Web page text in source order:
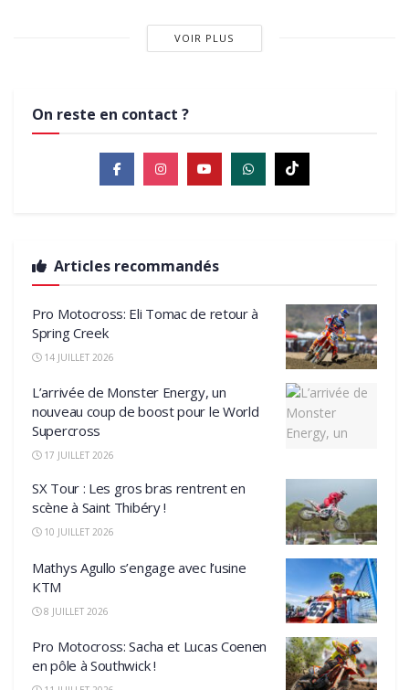
VOIR PLUS
On reste en contact ?
Articles recommandés
Pro Motocross: Eli Tomac de retour à
Spring Creek
14 JUILLET 2026
L’arrivée de Monster Energy, un
nouveau coup de boost pour le World
Supercross
17 JUILLET 2026
SX Tour : Les gros bras rentrent en
scène à Saint Thibéry !
10 JUILLET 2026
Mathys Agullo s’engage avec l’usine
KTM
8 JUILLET 2026
Pro Motocross: Sacha et Lucas Coenen
en pôle à Southwick !